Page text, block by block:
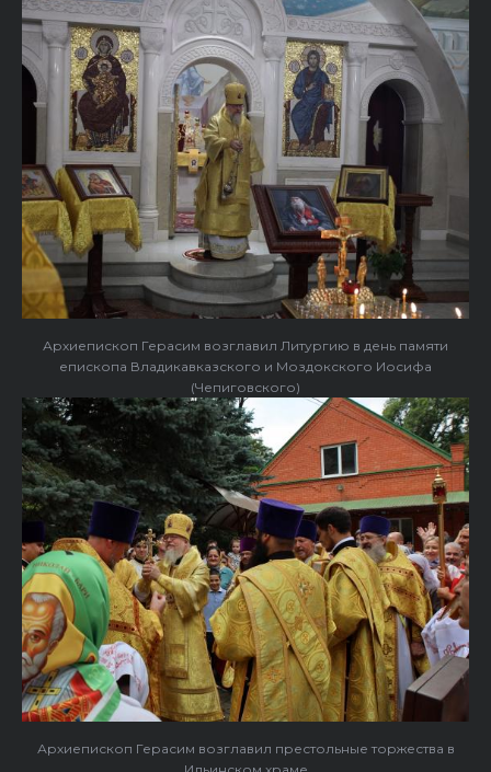
Архиепископ Герасим возглавил Литургию в день памяти
епископа Владикавказского и Моздокского Иосифа
(Чепиговского)
Архиепископ Герасим возглавил престольные торжества в